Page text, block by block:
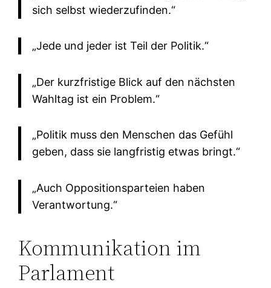
sich selbst wiederzufinden.“
„Jede und jeder ist Teil der Politik.“
„Der kurzfristige Blick auf den nächsten
Wahltag ist ein Problem.“
„Politik muss den Menschen das Gefühl
geben, dass sie langfristig etwas bringt.“
„Auch Oppositionsparteien haben
Verantwortung.“
Kommunikation im
Parlament